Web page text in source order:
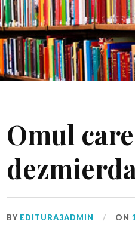
Omul
BY EDITURA3ADMIN ON